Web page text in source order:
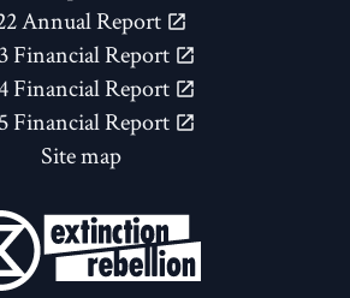
Annual Report
Financial Report
Financial Report
Financial Report
Site map